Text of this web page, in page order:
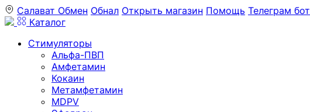
Салават Обмен Обнал Открыть магазин Помощь Телеграм бот
Каталог
Стимуляторы
Альфа-ПВП
Амфетамин
Кокаин
Метамфетамин
MDPV